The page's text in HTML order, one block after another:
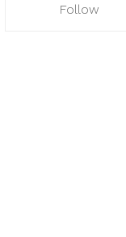
Follow